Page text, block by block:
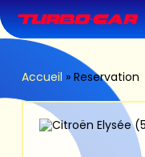
to
main
content
Accueil » Reservation